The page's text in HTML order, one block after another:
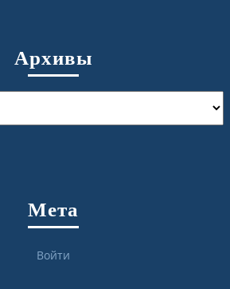
Архивы
Мета
Войти